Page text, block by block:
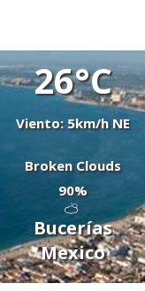
26°C
Viento: 5km/h NE
Broken Clouds
90%
Bucerías
Mexico